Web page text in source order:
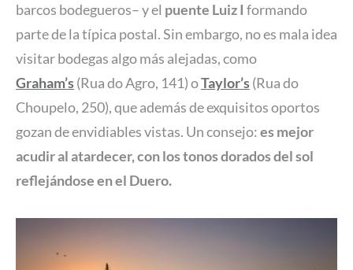
barcos bodegueros– y el puente Luiz I formando
parte de la típica postal. Sin embargo, no es mala idea
visitar bodegas algo más alejadas, como
Graham’s(Rua do Agro, 141) oTaylor’s(Rua do
Choupelo, 250), que además de exquisitos oportos
gozan de envidiables vistas. Un consejo:es mejor
acudir al atardecer, con los tonos dorados del sol
reflejándose en el Duero.